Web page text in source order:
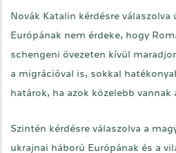
Novák Katalin kérdésre
Európának nem érdeke, hogy
schengeni övezeten kívül
a migrációval is, sokkal
határok, ha azok közelebb vannak
Szintén kérdésre válaszolva a
ukrajnai háború Európának és a